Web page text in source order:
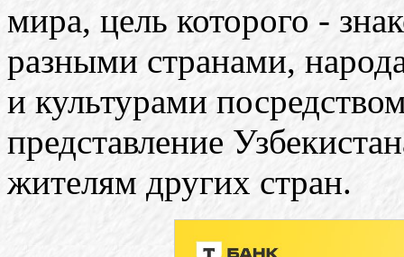
мира, цель которого -
разными странами,
и культурами
представление
жителям других стран.